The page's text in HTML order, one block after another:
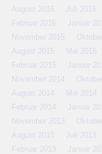
August 2016
Juli 2016
Februar 2016
Januar
November 2015
August 2015
Mai 2015
Februar 2015
Januar
November 2014
August 2014
Mai 2014
Februar 2014
Januar
November 2013
August 2013
Juli 2013
Februar 2013
Januar